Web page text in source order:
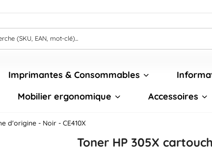
Imprimantes & Consommables
Mobilier ergonomique
Accessoires
d'origine - Noir - CE410X
Toner HP 305X